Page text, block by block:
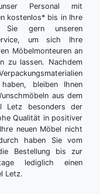
Personal mit
kostenlos* bis in Ihre
Sie gern unseren
um sich Ihre
Möbelmonteuren an
zu lassen. Nachdem
bleiben Ihnen
aus dem
Letz besonders der
Qualität in positiver
neuen Möbel nicht
haben Sie vom
Bestellung bis zur
lediglich einen
Letz.